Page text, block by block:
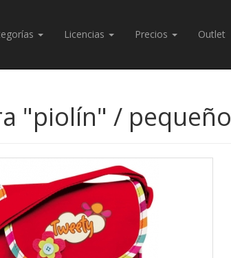
Licencias Precios Outlet
"piolín" / pequeño